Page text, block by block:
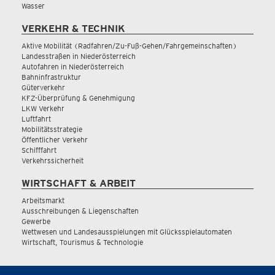
Wasser
VERKEHR & TECHNIK
Aktive Mobilität (Radfahren/Zu-Fuß-Gehen/Fahrgemeinschaften)
Landesstraßen in Niederösterreich
Autofahren in Niederösterreich
Bahninfrastruktur
Güterverkehr
KFZ-Überprüfung & Genehmigung
LKW Verkehr
Luftfahrt
Mobilitätsstrategie
Öffentlicher Verkehr
Schifffahrt
Verkehrssicherheit
WIRTSCHAFT & ARBEIT
Arbeitsmarkt
Ausschreibungen & Liegenschaften
Gewerbe
Wettwesen und Landesausspielungen mit Glücksspielautomaten
Wirtschaft, Tourismus & Technologie